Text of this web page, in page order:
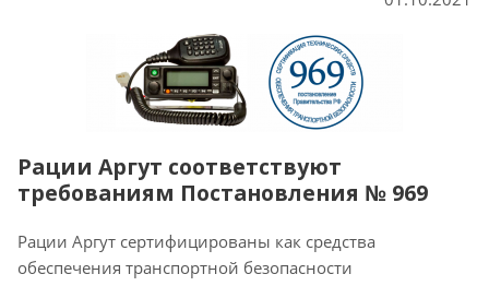
Рации Аргут соответствуют
требованиям Постановления № 969
Рации Аргут сертифицированы как средства
обеспечения транспортной безопасности